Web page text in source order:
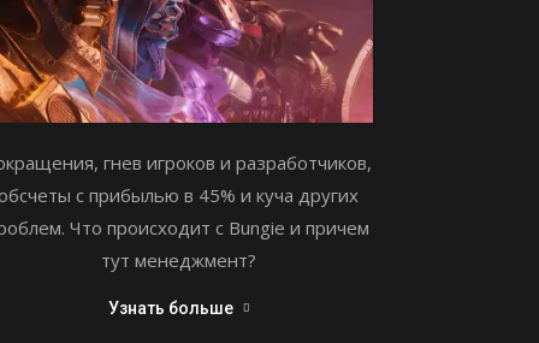
гнев игроков и разработчиков,
с прибылью в 45% и куча других
Что происходит с Bungie и причем
тут менеджмент?
Узнать больше